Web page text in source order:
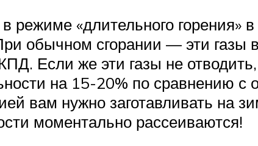
режиме «длительного горения»
обычном сгорании — эти газы
Если же эти газы не
на 15-20% по сравнению с
вам нужно заготавливать
моментально рассеиваются!